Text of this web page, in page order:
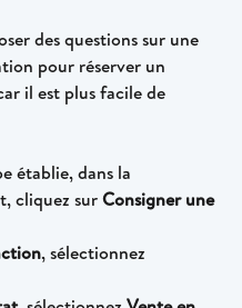
des questions sur une
pour réserver un
il est plus facile de
établie, dans la
cliquez sur Consigner une
, sélectionnez